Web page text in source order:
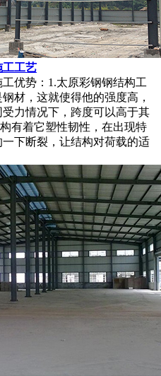
工工艺
优势：1.太原彩钢钢结构工
材，这就使得他的强度高，
力情况下，跨度可以高于其
有着它塑性韧性，在出现特
下断裂，让结构对荷载的适